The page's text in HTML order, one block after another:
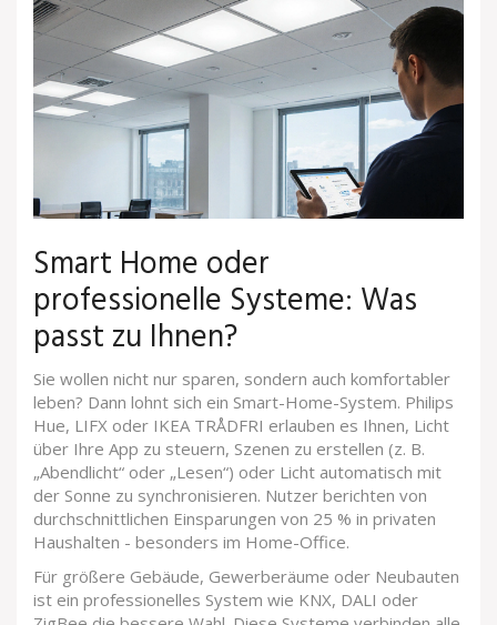
Smart Home oder
professionelle Systeme: Was
passt zu Ihnen?
Sie wollen nicht nur sparen, sondern auch komfortabler
leben? Dann lohnt sich ein Smart-Home-System. Philips
Hue, LIFX oder IKEA TRÅDFRI erlauben es Ihnen, Licht
über Ihre App zu steuern, Szenen zu erstellen (z. B.
„Abendlicht“ oder „Lesen“) oder Licht automatisch mit
der Sonne zu synchronisieren. Nutzer berichten von
durchschnittlichen Einsparungen von 25 % in privaten
Haushalten - besonders im Home-Office.
Für größere Gebäude, Gewerberäume oder Neubauten
ist ein professionelles System wie KNX, DALI oder